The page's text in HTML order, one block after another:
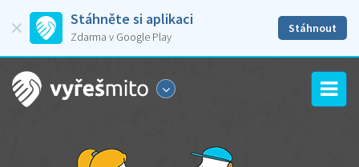
Stáhněte si aplikaci
Zdarma v Google Play
Stáhnout